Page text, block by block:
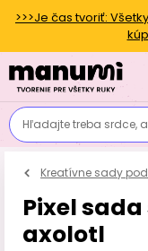
>>>Je čas tvoriť:
Hľadajte treba srdce,
Kreatívne sady
Pixel
axolotl